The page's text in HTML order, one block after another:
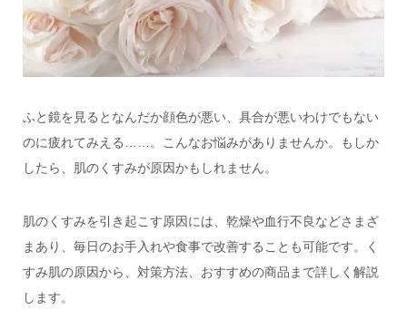
ふと鏡を見るとなんだか顔色が悪い、具合が悪いわけでもない
のに疲れてみえる……。こんなお悩みがありませんか。もしか
したら、肌のくすみが原因かもしれません。
肌のくすみを引き起こす原因には、乾燥や血行不良などさまざ
まあり、毎日のお手入れや食事で改善することも可能です。く
すみ肌の原因から、対策方法、おすすめの商品まで詳しく解説
します。